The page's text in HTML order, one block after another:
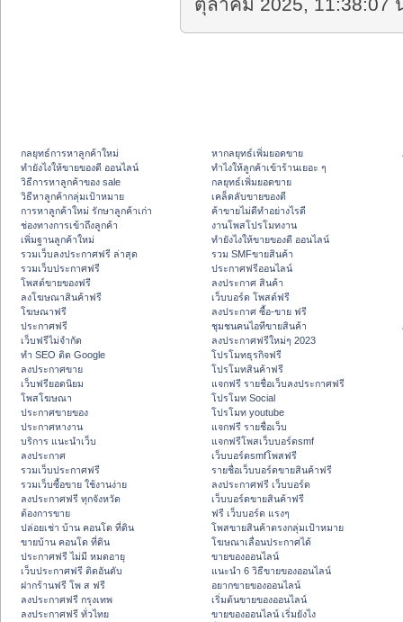
ตุลาคม 2025, 11:38:07
กลยุทธ์การหาลูกค้าใหม่
ทํายังไงให้ขายของดี ออนไลน์
วิธีการหาลูกค้าของ sale
วิธีหาลูกค้ากลุ่มเป้าหมาย
การหาลูกค้าใหม่ รักษาลูกค้าเก่า
ช่องทางการเข้าถึงลูกค้า
เพิ่มฐานลูกค้าใหม่
รวมเว็บลงประกาศฟรี ล่าสุด
รวมเว็บประกาศฟรี
โพสต์ขายของฟรี
ลงโฆษณาสินค้าฟรี
โฆษณาฟรี
ประกาศฟรี
เว็บฟรีไม่จำกัด
ทำ SEO ติด Google
ลงประกาศขาย
เว็บฟรียอดนิยม
โพสโฆษณา
ประกาศขายของ
ประกาศหางาน
บริการ แนะนำเว็บ
ลงประกาศ
รวมเว็บประกาศฟรี
รวมเว็บซื้อขาย ใช้งานง่าย
ลงประกาศฟรี ทุกจังหวัด
ต้องการขาย
ปล่อยเช่า บ้าน คอนโด ที่ดิน
ขายบ้าน คอนโด ที่ดิน
ประกาศฟรี ไม่มี หมดอายุ
เว็บประกาศฟรี ติดอันดับ
ฝากร้านฟรี โพ ส ฟรี
ลงประกาศฟรี กรุงเทพ
ลงประกาศฟรี ทั่วไทย
หากลยุทธ์เพิ่มยอดขาย
ทําไงให้ลูกค้าเข้าร้านเยอะ ๆ
กลยุทธ์เพิ่มยอดขาย
เคล็ดลับขายของดี
ค้าขายไม่ดีทำอย่างไรดี
งานโพสโปรโมทงาน
ทํายังไงให้ขายของดี ออนไลน์
รวม SMFขายสินค้า
ประกาศฟรีออนไลน์
ลงประกาศ สินค้า
เว็บบอร์ด โพสต์ฟรี
ลงประกาศ ซื้อ-ขาย ฟรี
ชุมชนคนไอทีขายสินค้า
ลงประกาศฟรีใหม่ๆ 2023
โปรโมทธุรกิจฟรี
โปรโมทสินค้าฟรี
แจกฟรี รายชื่อเว็บลงประกาศฟรี
โปรโมท Social
โปรโมท youtube
แจกฟรี รายชื่อเว็บ
แจกฟรีโพสเว็บบอร์ดsmf
เว็บบอร์ดsmfโพสฟรี
รายชื่อเว็บบอร์ดขายสินค้าฟรี
ลงประกาศฟรี เว็บบอร์ด
เว็บบอร์ดขายสินค้าฟรี
ฟรี เว็บบอร์ด แรงๆ
โพสขายสินค้าตรงกลุ่มเป้าหมาย
โฆษณาเลื่อนประกาศได้
ขายของออนไลน์
แนะนำ 6 วิธีขายของออนไลน์
อยากขายของออนไลน์
เริ่มต้นขายของออนไลน์
ขายของออนไลน์ เริ่มยังไง